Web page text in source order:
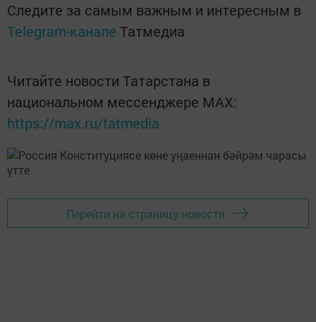
Следите за самым важным и интересным в
Telegram-канале Татмедиа
Читайте новости Татарстана в
национальном мессенджере MАХ:
https://max.ru/tatmedia
Перейти на страницу новости